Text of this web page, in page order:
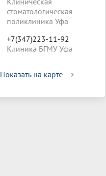
стоматологическая
поликлиника Уфа
+7(347)223-11-92
Клиника БГМУ Уфа
Показать на карте